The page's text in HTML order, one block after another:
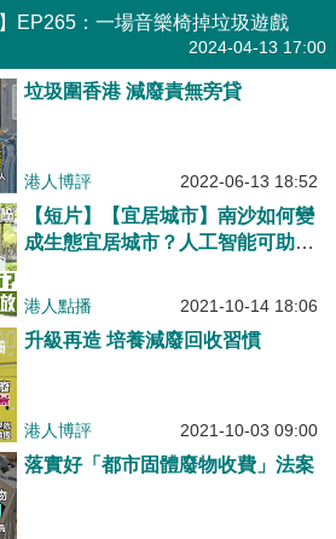
EP265：一場音樂椅掉垃圾遊戲
2024-04-13 17:00
垃圾圍香港 減廢責無旁貸
港人博評 2022-06-13 18:52
【短片】【宜居城市】南沙如何變
成生態宜居城市？人工智能可助垃
港人點播 2021-10-14 18:06
升級再造 培養減廢回收習慣
港人博評 2021-10-03 09:00
落實好「都市固體廢物收費」法案